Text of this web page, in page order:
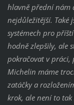
hlavně přední nám
nejdůležitější. Také
systémech pro
hodně zlepšily, ale
pokračovat v práci,
Michelin máme
zatáčky a
krok, ale není to tak